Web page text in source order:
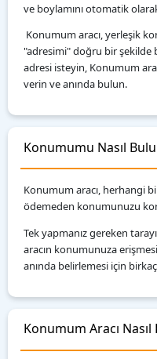
ve boylamını otomatik
Konumum aracı, yerleşik
"adresimi" doğru bir şekilde
adresi isteyin, Konumum
verin ve anında bulun.
Konumumu Nasıl
Konumum aracı, herhangi
ödemeden konumunuzu
Tek yapmanız gereken
aracın konumunuza
anında belirlemesi için
Konumum Aracı Nasıl